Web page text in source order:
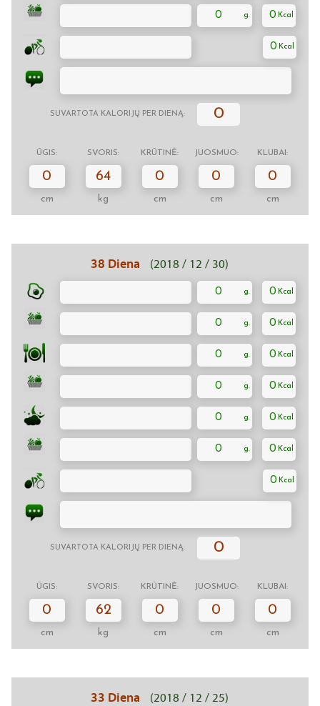
0 0
0
SUVARTOTA KALORIJŲ PER DIENĄ: 0
ŪGIS: SVORIS: KRŪTINĖ: JUOSMUO: KLUBAI:
0
cm
64
kg
0
cm
0
cm
0
cm
38 Diena (2018 / 12 / 30)
0 0
0 0
0 0
0 0
0 0
0 0
0
SUVARTOTA KALORIJŲ PER DIENĄ: 0
ŪGIS: SVORIS: KRŪTINĖ: JUOSMUO: KLUBAI:
0
cm
62
kg
0
cm
0
cm
0
cm
33 Diena (2018 / 12 / 25)